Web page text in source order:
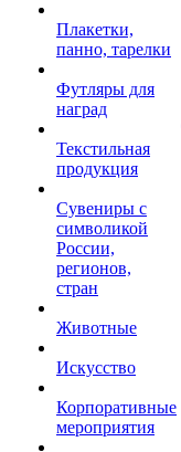
Плакетки,
панно, тарелки
Футляры для
наград
Текстильная
продукция
Сувениры с
символикой
России,
регионов,
стран
Животные
Искусство
Корпоративные
мероприятия